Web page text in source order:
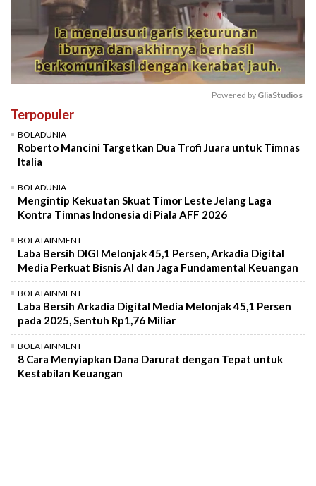
Powered by GliaStudios
Terpopuler
BOLADUNIA
Roberto Mancini Targetkan Dua Trofi Juara untuk Timnas
Italia
BOLADUNIA
Mengintip Kekuatan Skuat Timor Leste Jelang Laga
Kontra Timnas Indonesia di Piala AFF 2026
BOLATAINMENT
Laba Bersih DIGI Melonjak 45,1 Persen, Arkadia Digital
Media Perkuat Bisnis AI dan Jaga Fundamental Keuangan
BOLATAINMENT
Laba Bersih Arkadia Digital Media Melonjak 45,1 Persen
pada 2025, Sentuh Rp1,76 Miliar
BOLATAINMENT
8 Cara Menyiapkan Dana Darurat dengan Tepat untuk
Kestabilan Keuangan